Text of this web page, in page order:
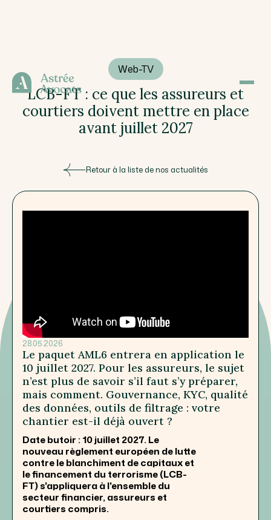
Web-TV
LCB-FT : ce que les assureurs et
courtiers doivent mettre en place
avant juillet 2027
Retour à la liste de nos actualités
28.05.2026
Le paquet AML6 entrera en application le
10 juillet 2027. Pour les assureurs, le sujet
n’est plus de savoir s’il faut s’y préparer,
mais comment. Gouvernance, KYC, qualité
des données, outils de filtrage : votre
chantier est-il déjà ouvert ?
Date butoir : 10 juillet 2027. Le
nouveau règlement européen de lutte
contre le blanchiment de capitaux et
le financement du terrorisme (LCB-
FT) s'appliquera à l'ensemble du
secteur financier, assureurs et
courtiers compris.